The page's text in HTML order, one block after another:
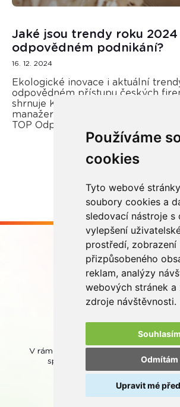
Používáme
cookies
Tyto webové
soubory cookies a
sledovací nástroje s
vylepšení
prostředí, zobrazení
přizpůsobeného
reklam, analýzy
webových stránek a
zdroje návštěvnosti.
Souhlasím
Odmítám
Upravit mé
Jaké jsou trendy roku 2024
odpovědném podnikání?
16. 12. 2024
Ekologické inovace i aktuální
odpovědném přístupu českých
shrnuje Kateřina Opletal Průchová,
manažerka REMA Systém a
TOP Odpovědná firma.
Buďme ve spojení
© REMA Systém
Nastavení
Ochrana osobních
V rámci zpětného odběru odpadních
spolupracujeme se společností